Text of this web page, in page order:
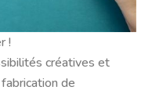
!
créatives et
de